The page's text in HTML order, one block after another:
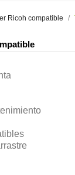
Ricoh compatible